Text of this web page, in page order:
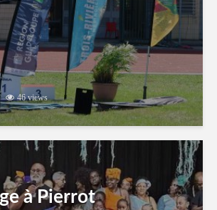
46 views
à Pierrot